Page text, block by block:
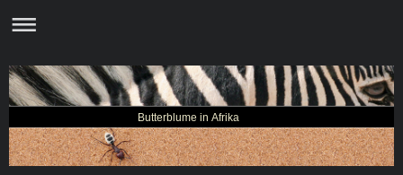
Butterblume in Afrika